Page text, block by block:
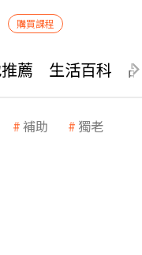
購買課程
薦 生活百科
補助 獨老